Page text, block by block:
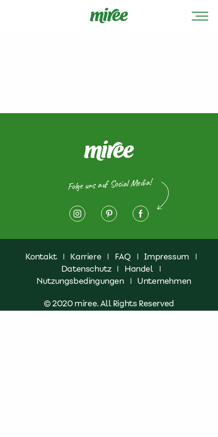
Folge uns auf Social Media!
Kontakt | Karriere | FAQ | Impressum
|
Datenschutz | Handel
|
Nutzungsbedingungen
| Unternehmen
© 2020 miree. All Rights Reserved